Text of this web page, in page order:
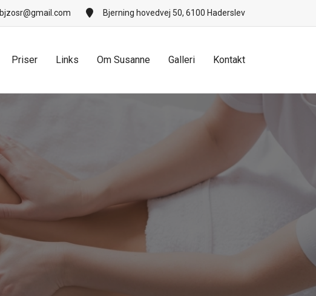
bjzosr@gmail.com Bjerning hovedvej 50, 6100 Haderslev
Priser Links Om Susanne Galleri Kontakt